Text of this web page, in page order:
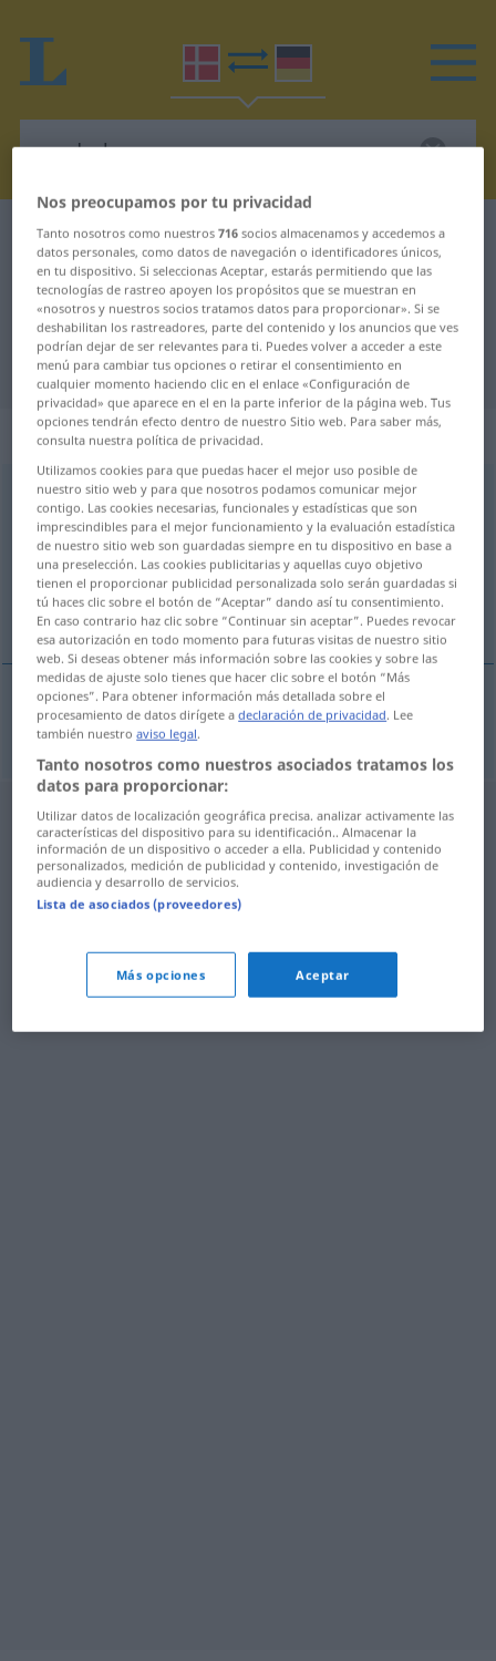
Diccionario Danés-Alemán moderkage
Traducción Danés-Alemán para
"moderkage"
"moderkage" en Alemán
„moderkage“: substantiv, navneord
moderkage [ˈmoːðəʀkaː(j)ə]su
Vista general de todas las traducciones
(Para obtener más detalles de la traducción, hacer clic/pulsar)
Mutterkuchen
Mutterkuchenm moderkage ANAT
Nos preocupamos por tu privacidad
Tanto nosotros como nuestros716 socios almacenamos y accedemos a
datos personales, como datos de navegación o identificadores únicos,
en tu dispositivo. Si seleccionas Aceptar, estarás permitiendo que las
tecnologías de rastreo apoyen los propósitos que se muestran en
«nosotros y nuestros socios tratamos datos para proporcionar». Si se
deshabilitan los rastreadores, parte del contenido y los anuncios que ves
podrían dejar de ser relevantes para ti. Puedes volver a acceder a este
menú para cambiar tus opciones o retirar el consentimiento en
cualquier momento haciendo clic en el enlace «Configuración de
privacidad» que aparece en el en la parte inferior de la página web. Tus
opciones tendrán efecto dentro de nuestro Sitio web. Para saber más,
consulta nuestra política de privacidad.
Utilizamos cookies para que puedas hacer el mejor uso posible de
nuestro sitio web y para que nosotros podamos comunicar mejor
contigo. Las cookies necesarias, funcionales y estadísticas que son
imprescindibles para el mejor funcionamiento y la evaluación estadística
de nuestro sitio web son guardadas siempre en tu dispositivo en base a
una preselección. Las cookies publicitarias y aquellas cuyo objetivo
tienen el proporcionar publicidad personalizada solo serán guardadas si
tú haces clic sobre el botón de “Aceptar” dando así tu consentimiento.
En caso contrario haz clic sobre “Continuar sin aceptar”. Puedes revocar
esa autorización en todo momento para futuras visitas de nuestro sitio
web. Si deseas obtener más información sobre las cookies y sobre las
medidas de ajuste solo tienes que hacer clic sobre el botón “Más
opciones”. Para obtener información más detallada sobre el
procesamiento de datos dirígete adeclaración de privacidad. Lee
también nuestroaviso legal.
Tanto nosotros como nuestros asociados tratamos los
datos para proporcionar:
Utilizar datos de localización geográfica precisa. analizar activamente las
características del dispositivo para su identificación.. Almacenar la
información de un dispositivo o acceder a ella. Publicidad y contenido
personalizados, medición de publicidad y contenido, investigación de
audiencia y desarrollo de servicios.
Lista de asociados (proveedores)
Más opciones Aceptar